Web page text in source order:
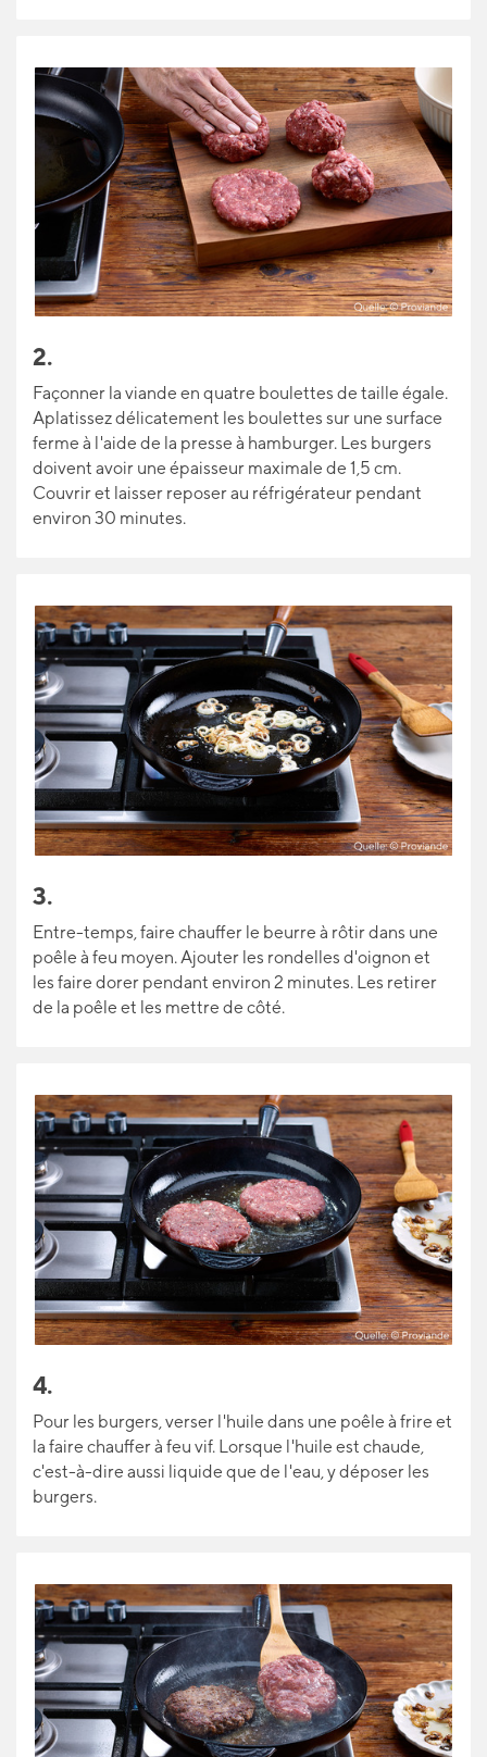
2.
Façonner la viande en quatre boulettes de taille égale.
Aplatissez délicatement les boulettes sur une surface
ferme à l'aide de la presse à hamburger. Les burgers
doivent avoir une épaisseur maximale de 1,5 cm.
Couvrir et laisser reposer au réfrigérateur pendant
environ 30 minutes.
3.
Entre-temps, faire chauffer le beurre à rôtir dans une
poêle à feu moyen. Ajouter les rondelles d'oignon et
les faire dorer pendant environ 2 minutes. Les retirer
de la poêle et les mettre de côté.
4.
Pour les burgers, verser l'huile dans une poêle à frire et
la faire chauffer à feu vif. Lorsque l'huile est chaude,
c'est-à-dire aussi liquide que de l'eau, y déposer les
burgers.